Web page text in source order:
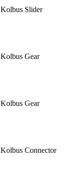
Kolbus Slider
Kolbus Gear
Kolbus Gear
Kolbus Connector